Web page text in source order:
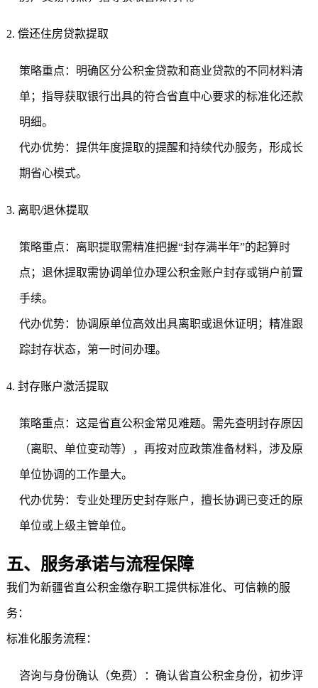
2. 偿还住房贷款提取
策略重点：明确区分公积金贷款和商业贷款的不同材料清
单；指导获取银行出具的符合省直中心要求的标准化还款
明细。
代办优势：提供年度提取的提醒和持续代办服务，形成长
期省心模式。
3. 离职/退休提取
策略重点：离职提取需精准把握“封存满半年”的起算时
点；退休提取需协调单位办理公积金账户封存或销户前置
手续。
代办优势：协调原单位高效出具离职或退休证明；精准跟
踪封存状态，第一时间办理。
4. 封存账户激活提取
策略重点：这是省直公积金常见难题。需先查明封存原因
（离职、单位变动等），再按对应政策准备材料，涉及原
单位协调的工作量大。
代办优势：专业处理历史封存账户，擅长协调已变迁的原
单位或上级主管单位。
五、服务承诺与流程保障
我们为新疆省直公积金缴存职工提供标准化、可信赖的服
务：
标准化服务流程：
咨询与身份确认（免费）：确认省直公积金身份，初步评